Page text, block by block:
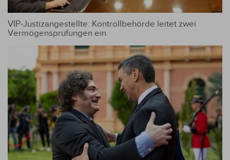
VIP-Justizangestellte: Kontrollbehörde leitet zwei
Vermögensprüfungen ein